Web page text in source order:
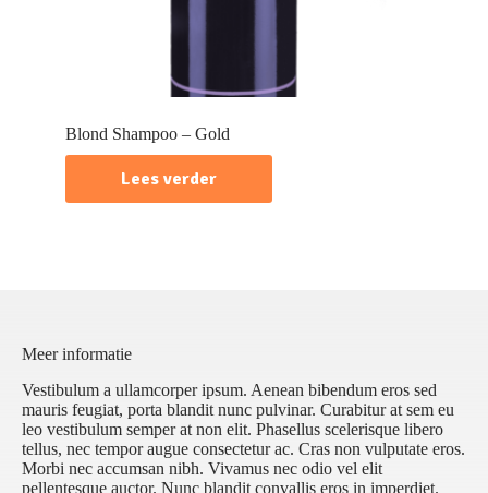
Blond Shampoo – Gold
Lees verder
Meer informatie
Vestibulum a ullamcorper ipsum. Aenean bibendum eros sed
mauris feugiat, porta blandit nunc pulvinar. Curabitur at sem eu
leo vestibulum semper at non elit. Phasellus scelerisque libero
tellus, nec tempor augue consectetur ac. Cras non vulputate eros.
Morbi nec accumsan nibh. Vivamus nec odio vel elit
pellentesque auctor. Nunc blandit convallis eros in imperdiet.